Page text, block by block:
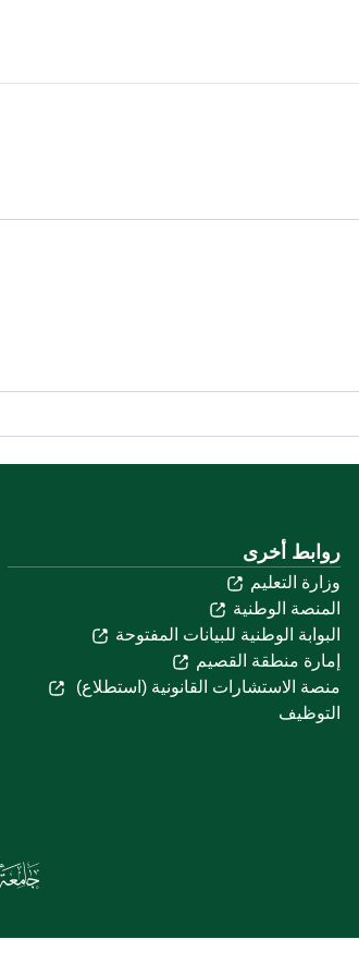
روابط أخرى
وزارة التعليم
المنصة الوطنية
البوابة الوطنية للبيانات المفتوحة
إمارة منطقة القصيم
منصة الاستشارات القانونية (استطلاع)
التوظيف